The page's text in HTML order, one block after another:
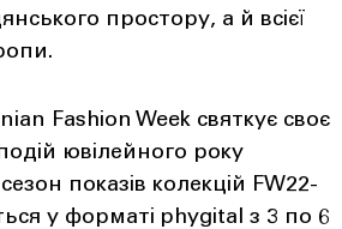
простору, а й всієї
Fashion Week святкує своє
ювілейного року
показів колекцій FW22-
у форматі phygital з 3 по 6